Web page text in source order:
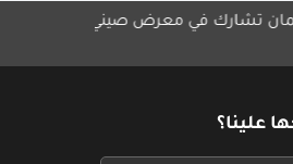
معرض صينيمجموعة الشايع تطلق
علينا؟